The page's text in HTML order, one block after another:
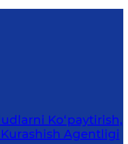
Ko‘paytirish,
Agentligi